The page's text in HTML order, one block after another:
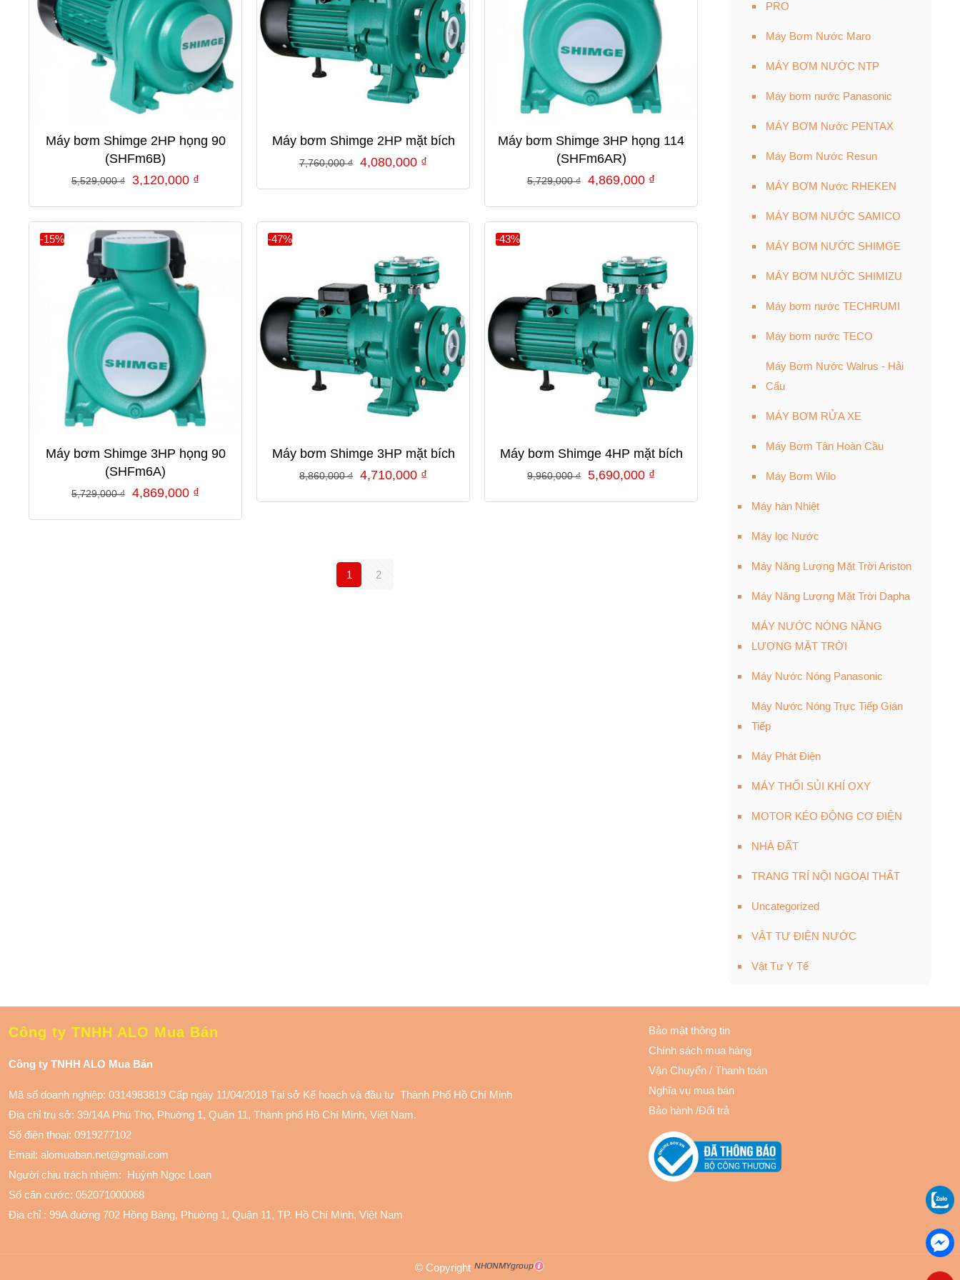
Máy bơm Shimge 2HP họng 90
(SHFm6B)
5,529,000₫
Giá
là:
5,529,000 ₫.
3,120,000 ₫
tại
Máy bơm Shimge 2HP mặt bích
7,760,000₫
Giá
7,760,000 ₫.
4,080,000 ₫
là:
4,080,000 ₫.
Máy bơm Shimge 3HP họng 114
(SHFm6AR)
5,729,000₫
Giá
là:
4,869,000 ₫
tại
4,869,000 ₫.
-15%
Máy bơm Shimge 3HP họng 90
(SHFm6A)
5,729,000₫
Giá
4,869,000 ₫
-47%
Máy bơm Shimge 3HP mặt bích
8,860,000₫
Giá
4,710,000 ₫
-43%
Máy bơm Shimge 4HP mặt bích
9,960,000₫
Giá
5,690,000 ₫
1 2
PRO
Máy Bơm Nước Maro
MÁY BƠM NƯỚC NTP
Máy bơm nước Panasonic
MÁY BƠM Nước PENTAX
Máy Bơm Nước Resun
MÁY BƠM Nước RHEKEN
MÁY BƠM NƯỚC SAMICO
MÁY BƠM NƯỚC SHIMGE
MÁY BƠM NƯỚC SHIMIZU
Máy bơm nước TECHRUMI
Máy bơm nước TECO
Máy Bơm Nước Walrus - Hải
Cẩu
MÁY BƠM RỬA XE
Máy Bơm Tân Hoàn Cầu
Máy Bơm Wilo
Máy hàn Nhiệt
Máy lọc Nước
Máy Năng Lượng Mặt Trời Ariston
Máy Năng Lượng Mặt Trời Dapha
MÁY NƯỚC NÓNG NĂNG
LƯỢNG MẶT TRỜI
Máy Nước Nóng Panasonic
Máy Nước Nóng Trực Tiếp Gián
Tiếp
Máy Phát Điện
MÁY THỔI SỦI KHÍ OXY
MOTOR KÉO ĐỘNG CƠ ĐIỆN
NHÀ ĐẤT
TRANG TRÍ NỘI NGOẠI THẤT
Uncategorized
VẬT TƯ ĐIỆN NƯỚC
Vật Tư Y Tế
Công ty TNHH ALO Mua Bán
Công ty TNHH ALO Mua Bán
Mã số doanh nghiệp: 0314983819 Cấp ngày 11/04/2018 Tại sở Kế hoạch và đầu tư Thành Phố Hồ Chí Minh
Địa chỉ trụ sở: 39/14A Phú Thọ, Phuờng 1, Quận 11, Thành phố Hồ Chí Minh, Việt Nam.
Số điện thoại: 0919277102
Email: alomuaban.net@gmail.com
Người chịu trách nhiệm: Huỳnh Ngọc Loan
Số căn cước: 052071000068
Địa chỉ : 99A đuờng 702 Hồng Bàng, Phuờng 1, Quận 11, TP. Hồ Chí Minh, Việt Nam
Bảo mật thông tin
Chính sách mua hàng
Vận Chuyển /Thanh toán
Nghĩa vụ mua bán
Bảo hành/Đổi trả
© Copyright